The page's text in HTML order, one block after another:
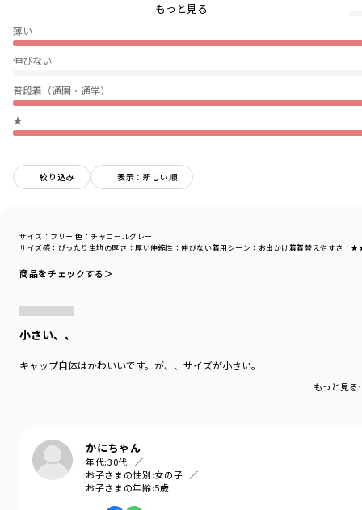
薄い
伸びない
普段着（通園・通学）
★
絞り込み 表示：新しい順
サイズ感 ：ぴったり 生地の厚さ ：厚い伸縮性 ：伸びない着用シーン ：お出かけ着着替えやすさ ：
サイズ：フリー 色：チャコールグレー
商品をチェックする＞
小さい、、
キャップ自体はかわいいです。が、、サイズが小さい。
もっと見
かにちゃん
年代:30代
お子さまの性別:女の子
お子さまの年齢:5歳
＿＿＿＿＿
韓国子供服ブランド【P:chees/ピーチーズ】
国内在庫を即納・日本正規販売店
一歩先の韓国らしい配色で、男女問わずワンランク上のストリートコーデを
オリジナルキャラの「バディーズ」にはそれぞれMBTI性格タイプが設定され
その他くまやスマイルなど愛おしいキャラクター物も多数ご用意しました。
ブランド
シーズン
カラー
／グレー
もっと見る